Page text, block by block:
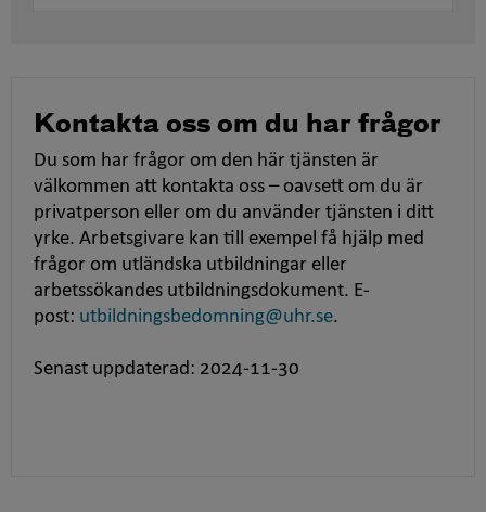
Kontakta oss om du har frågor
Du som har frågor om den här tjänsten är
välkommen att kontakta oss – oavsett om du är
privatperson eller om du använder tjänsten i ditt
yrke. Arbetsgivare kan till exempel få hjälp med
frågor om utländska utbildningar eller
arbetssökandes utbildningsdokument. E-
post: utbildningsbedomning@uhr.se.
Senast uppdaterad: 2024-11-30